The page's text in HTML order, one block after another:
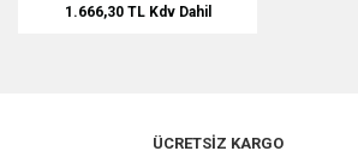
1.666,30 TL Kdv Dahil
ÜCRETSİZ KARGO